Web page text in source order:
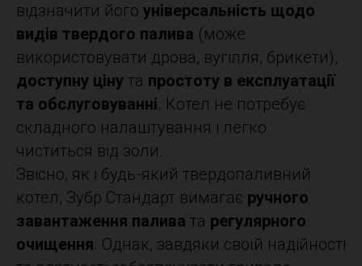
відзначити його універсальність щодо
видів твердого палива (може
використовувати дрова, вугілля, брикети),
доступну ціну та простоту в експлуатації
та обслуговуванні. Котел не потребує
складного налаштування і легко
чиститься від золи.
Звісно, як і будь-який твердопаливний
котел, Зубр Стандарт вимагає ручного
завантаження палива та регулярного
очищення. Однак, завдяки своїй надійності